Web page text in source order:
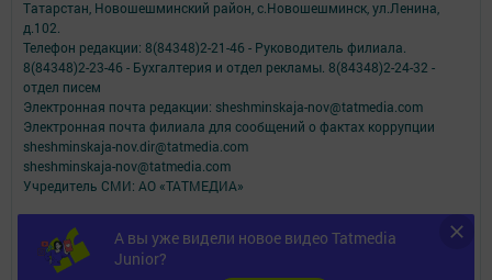
А вы уже видели новое видео Tatmedia
Junior?
Татарстан, Новошешминский район, с.Новошешминск, ул.Ленина,
д.102.
Телефон редакции: 8(84348)2-21-46 - Руководитель филиала.
8(84348)2-23-46 - Бухгалтерия и отдел рекламы. 8(84348)2-24-32 -
отдел писем
Электронная почта редакции: sheshminskaja-nov@tatmedia.com
Электронная почта филиала для сообщений о фактах коррупции
sheshminskaja-nov.dir@tatmedia.com
sheshminskaja-nov@tatmedia.com
Учредитель СМИ: АО «ТАТМЕДИА»
Антикоррупционная политика
АО «ТАТМЕДИА» использует «cookie»для персонализации сервисов и
удобства пользователей сайтом.